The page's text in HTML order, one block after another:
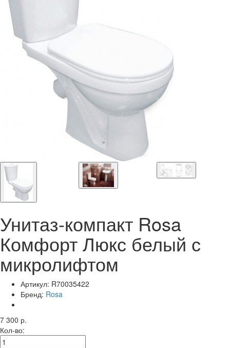
Унитаз-компакт Rosa
Комфорт Люкс белый с
микролифтом
Артикул: R70035422
Бренд: Rosa
7 300 р.
Кол-во: